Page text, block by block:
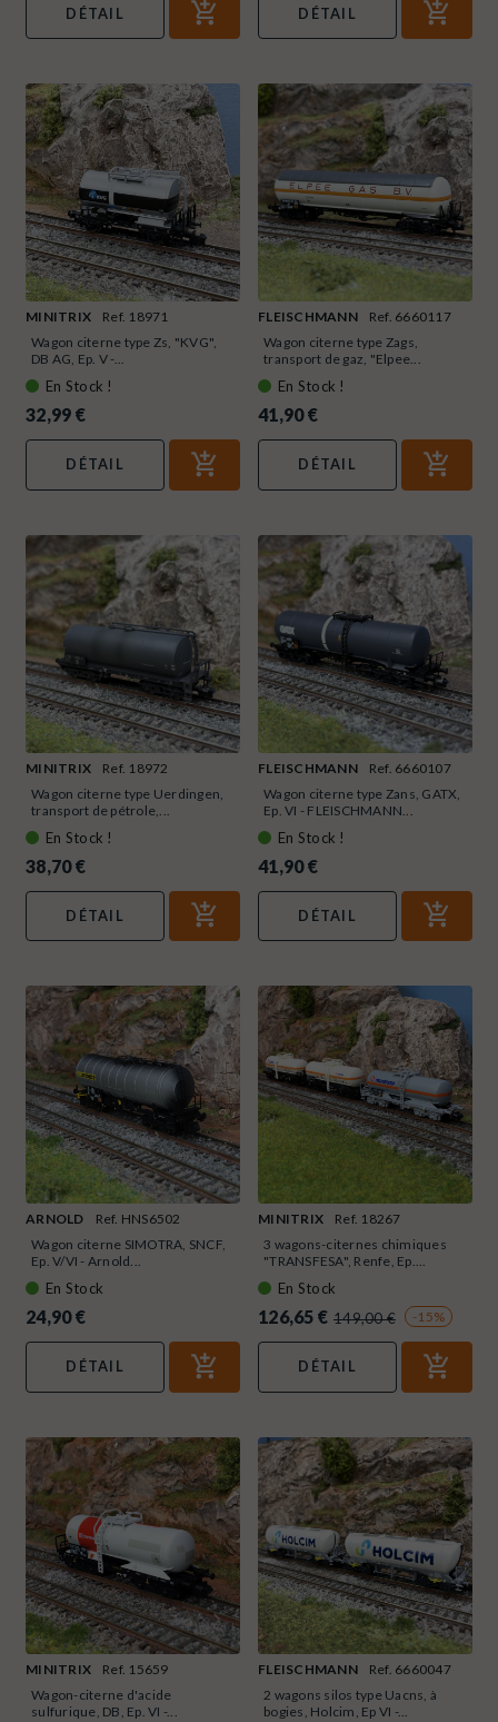
DÉTAIL DÉTAIL
MINITRIX
Ref. 18971
Wagon citerne type Zs, "KVG",
DB AG, Ep. V -...
En Stock !
32,99 €
DÉTAIL
FLEISCHMANN
Ref. 6660117
Wagon citerne type Zags,
transport de gaz, "Elpee...
En Stock !
41,90 €
DÉTAIL
MINITRIX
Ref. 18972
Wagon citerne type Uerdingen,
transport de pétrole,...
En Stock !
38,70 €
DÉTAIL
FLEISCHMANN
Ref. 6660107
Wagon citerne type Zans, GATX,
Ep. VI - FLEISCHMANN...
En Stock !
41,90 €
DÉTAIL
ARNOLD
Ref. HNS6502
Wagon citerne SIMOTRA, SNCF,
Ep. V/VI - Arnold...
En Stock
24,90 €
DÉTAIL
MINITRIX
Ref. 18267
3 wagons-citernes chimiques
"TRANSFESA", Renfe, Ep....
En Stock
126,65 € 149,00 € -15%
DÉTAIL
MINITRIX
Ref. 15659
Wagon-citerne d'acide
sulfurique, DB, Ep. VI -...
FLEISCHMANN
Ref. 6660047
2 wagons silos type Uacns, à
bogies, Holcim, Ep VI -...